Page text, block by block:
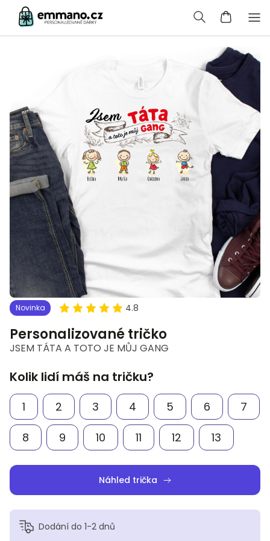
Novinka 4.8
Personalizované tričko
JSEM TÁTA A TOTO JE MŮJ GANG
Kolik lidí máš na tričku?
1 2 3 4 5 6 7
8 9 10 11 12 13
Náhled trička
Dodání do 1-2 dnů